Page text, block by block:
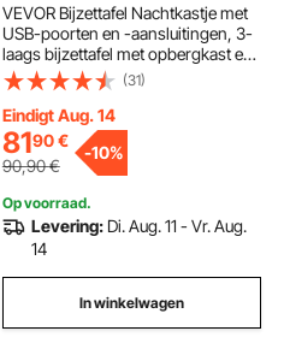
VEVOR Bijzettafel Nachtkastje met
USB-poorten en -aansluitingen, 3-
laags bijzettafel met opbergkast en
1 lade, voor woonkamer,
slaapkamer, kantoor, bruin
(31)
Eindigt Aug. 14
8190€
90,90€
-10%
Op voorraad.
Levering: Di. Aug. 11 - Vr. Aug.
14
In winkelwagen